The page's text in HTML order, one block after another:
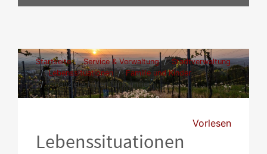
Startseite Service & Verwaltung
Stadtverwaltung
Lebenssituationen
Familie und Kinder
Finanzielle Hilfen für Familien
Vorlesen
Lebenssituationen